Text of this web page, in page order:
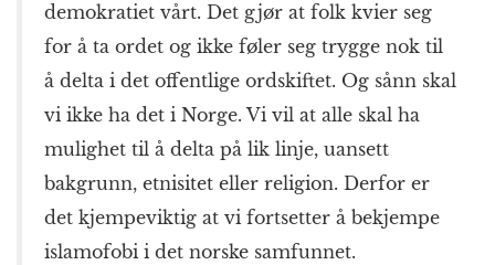
demokratiet vårt. Det gjør at folk kvier seg
for å ta ordet og ikke føler seg trygge nok til
å delta i det offentlige ordskiftet. Og sånn skal
vi ikke ha det i Norge. Vi vil at alle skal ha
mulighet til å delta på lik linje, uansett
bakgrunn, etnisitet eller religion. Derfor er
det kjempeviktig at vi fortsetter å bekjempe
islamofobi i det norske samfunnet.